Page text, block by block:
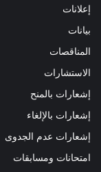
إعلانات
بيانات
المناقصات
الاستشارات
إشعارات بالمنح
إشعارات بالإلغاء
إشعارات عدم الجدوى
امتحانات ومسابقات